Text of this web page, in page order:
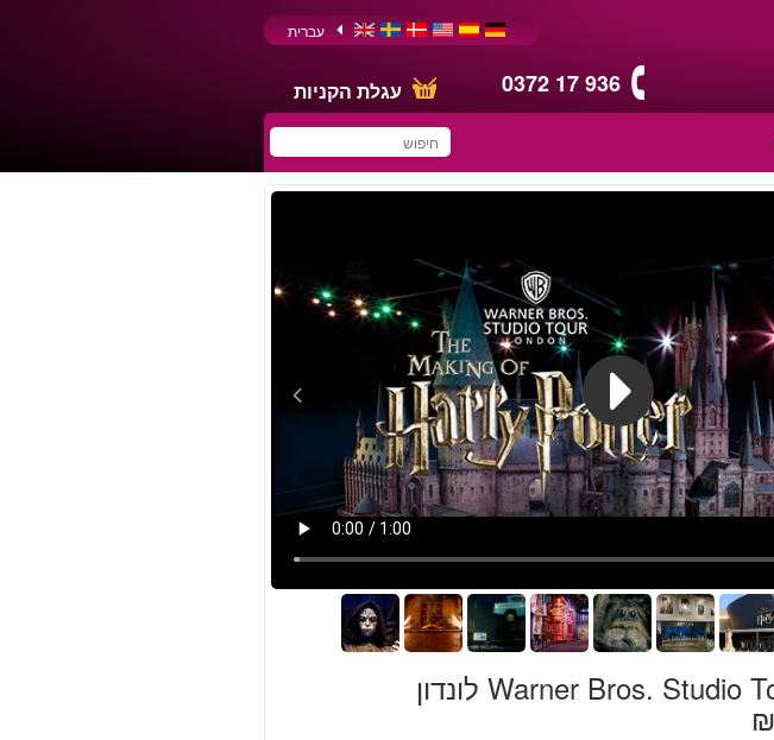
0372 17 936 עגלת הקניות
עברית